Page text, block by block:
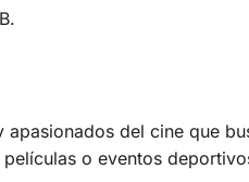
del cine que
o eventos